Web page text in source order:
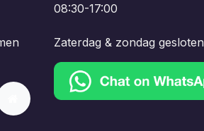
08:30-17:00
Zaterdag & zondag gesloten